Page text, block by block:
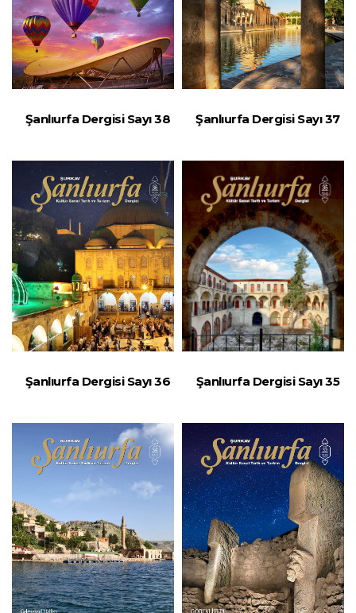
Şanlıurfa Dergisi Sayı 38 Şanlıurfa Dergisi Sayı 37
Şanlıurfa Dergisi Sayı 36 Şanlıurfa Dergisi Sayı 35